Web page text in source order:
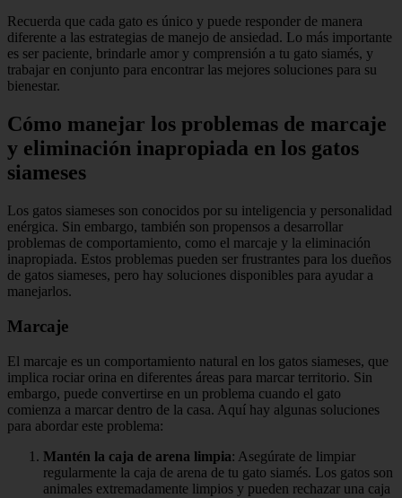
Recuerda que cada gato es único y puede responder de manera
diferente a las estrategias de manejo de ansiedad. Lo más importante
es ser paciente, brindarle amor y comprensión a tu gato siamés, y
trabajar en conjunto para encontrar las mejores soluciones para su
bienestar.
Cómo manejar los problemas de marcaje
y eliminación inapropiada en los gatos
siameses
Los gatos siameses son conocidos por su inteligencia y personalidad
enérgica. Sin embargo, también son propensos a desarrollar
problemas de comportamiento, como el marcaje y la eliminación
inapropiada. Estos problemas pueden ser frustrantes para los dueños
de gatos siameses, pero hay soluciones disponibles para ayudar a
manejarlos.
Marcaje
El marcaje es un comportamiento natural en los gatos siameses, que
implica rociar orina en diferentes áreas para marcar territorio. Sin
embargo, puede convertirse en un problema cuando el gato
comienza a marcar dentro de la casa. Aquí hay algunas soluciones
para abordar este problema:
Mantén la caja de arena limpia: Asegúrate de limpiar
regularmente la caja de arena de tu gato siamés. Los gatos son
animales extremadamente limpios y pueden rechazar una caja